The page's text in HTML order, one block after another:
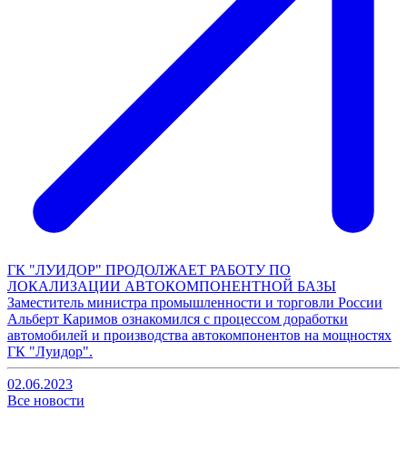
ГК "ЛУИДОР" ПРОДОЛЖАЕТ РАБОТУ ПО
ЛОКАЛИЗАЦИИ АВТОКОМПОНЕНТНОЙ БАЗЫ
Заместитель министра промышленности и торговли России
Альберт Каримов ознакомился с процессом доработки
автомобилей и производства автокомпонентов на мощностях
ГК "Луидор".
02.06.2023
Все новости